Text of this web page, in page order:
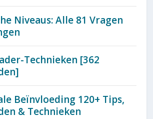
Niveaus: Alle 81 Vragen
Technieken [362
Beïnvloeding 120+ Tips,
& Technieken